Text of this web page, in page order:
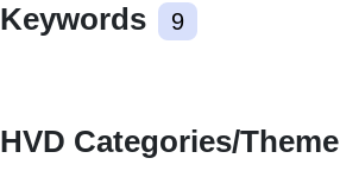
Keywords 9
HVD Categories/